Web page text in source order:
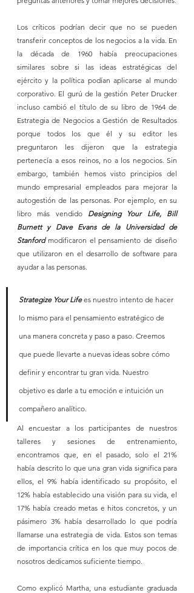
Los críticos podrían decir que no se pueden
transferir conceptos de los negocios a la vida. En
la década de 1960 había preocupaciones
similares sobre si las ideas estratégicas del
ejército y la política podían aplicarse al mundo
corporativo. El gurú de la gestión Peter Drucker
incluso cambió el título de su libro de 1964 de
Estrategia de Negocios a Gestión de Resultados
porque todos los que él y su editor les
preguntaron les dijeron que la estrategia
pertenecía a esos reinos, no a los negocios. Sin
embargo, también hemos visto principios del
mundo empresarial empleados para mejorar la
autogestión de las personas. Por ejemplo, en su
libro más vendido Designing Your Life, Bill
Burnett y Dave Evans de la Universidad de
Stanford modificaron el pensamiento de diseño
que utilizaron en el desarrollo de software para
ayudar a las personas.
Strategize Your Life es nuestro intento de hacer
lo mismo para el pensamiento estratégico de
una manera concreta y paso a paso. Creemos
que puede llevarte a nuevas ideas sobre cómo
definir y encontrar tu gran vida. Nuestro
objetivo es darle a tu emoción e intuición un
compañero analítico.
Al encuestar a los participantes de nuestros
talleres y sesiones de entrenamiento,
encontramos que, en el pasado, solo el 21%
había descrito lo que una gran vida significa para
ellos, el 9% había identificado su propósito, el
12% había establecido una visión para su vida, el
17% había creado metas e hitos concretos, y un
pásimero 3% había desarrollado lo que podría
llamarse una estrategia de vida. Estos son temas
de importancia crítica en los que muy pocos de
nosotros dedicamos suficiente tiempo.
Como explicó Martha, una estudiante graduada